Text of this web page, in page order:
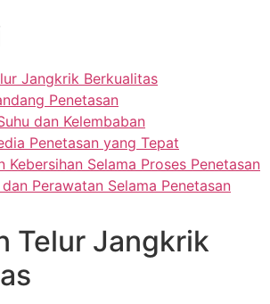
Jangkrik Berkualitas
Penetasan
dan Kelembaban
Penetasan yang Tepat
Kebersihan Selama Proses Penetasan
Perawatan Selama Penetasan
Telur Jangkrik